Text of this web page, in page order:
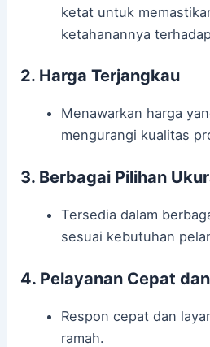
ketat untuk
ketahanannya
2. Harga Terjangkau
Menawarkan harga
mengurangi kualitas
3. Berbagai Pilihan
Tersedia dalam
sesuai kebutuhan
4. Pelayanan Cepat
Respon cepat dan
ramah.